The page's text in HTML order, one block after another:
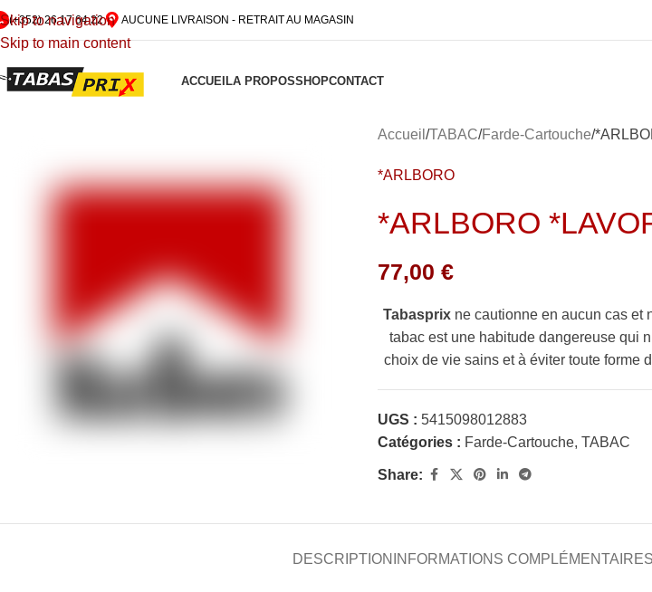
Skip to navigation
Skip to main content
(+352) 26 17 64 22 AUCUNE LIVRAISON - RETRAIT AU MAGASIN
ACCUEILA PROPOSSHOPCONTACT
Accueil TABAC Farde-Cartouche
*ARLBORO
*ARLBORO
77,00€
Tabasprix ne cautionne en aucun cas et
tabac est une habitude dangereuse qui
choix de vie sains et à éviter toute forme
UGS :5415098012883
Catégories : Farde-Cartouche, TABAC
Share:
DESCRIPTION INFORMATIONS COMPLÉMENTAIRES